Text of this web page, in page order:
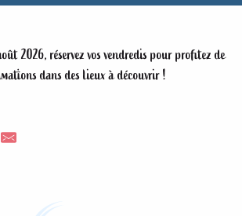
2026, réservez vos vendredis pour profitez de
dans des lieux à découvrir !